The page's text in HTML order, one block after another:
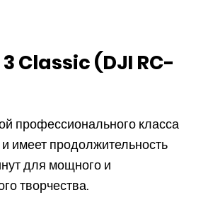
Classic (DJI RC-
профессионального класса
имеет продолжительность
для мощного и
творчества.